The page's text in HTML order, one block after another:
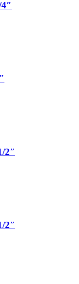
2″
2″